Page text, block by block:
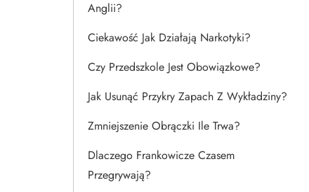
Anglii?
Ciekawość Jak Działają Narkotyki?
Czy Przedszkole Jest Obowiązkowe?
Jak Usunąć Przykry Zapach Z Wykładziny?
Zmniejszenie Obrączki Ile Trwa?
Dlaczego Frankowicze Czasem
Przegrywają?